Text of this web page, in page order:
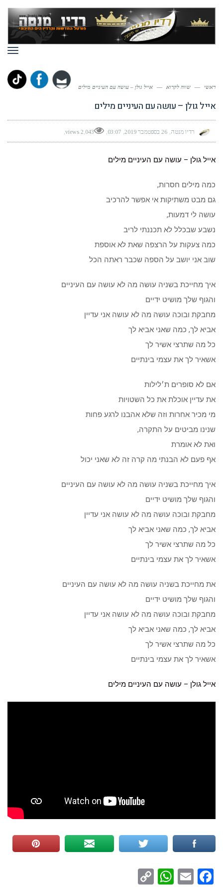
ראשי — שווה לקרוא — אייל גולן – עושה עם העיניים מילים
אייל גולן – עושה עם העיניים מילים
רדיו מנטה 26 בספטמבר 2019 03:07
2,043 views
אייל גולן – עושה עם העיניים מילים
כמה מילים חסרות,
גם מבט משתיקות אי אפשר להרכיב
עושה לי דמעות,
נשבע שבכלל לא תכננתי לריב
כמה צעקות על הרצפה שאת לא אוספת
שוב אני יושב על הספה שכבר ראתה הכל
איך מחייכת בשניה עושה מה לא עושה עם העיניים
והגוף שלך מושיט ידיים
מחבקת ובוכה עושה מה לא עושה אני עדיין
אביא לך, כמה שאני אביא לך
כל מה שתרצי אשיר לך
אשאיר לך את עצמי בינתיים
אם לא סופרים ת׳לילות
את עדיין אוכלת את כל השטויות
מי מכיר אחרות וזה שלא אהבנו לרגע פחות
שנינו מביטים על התקרה,
ואת לא אומרת
אף פעם לא הבנתי מה קרה זה לא שאני יכול
איך מחייכת בשניה עושה מה לא עושה עם העיניים
והגוף שלך מושיט ידיים
מחבקת ובוכה עושה מה לא עושה אני עדיין
אביא לך, כמה שאני אביא לך
כל מה שתרצי אשיר לך
אשאיר לך את עצמי בינתיים
את מחייכת בשניה עושה מה לא עושה עם העיניים
והגוף שלך מושיט ידיים
מחבקת ובוכה עושה מה לא עושה אני עדיין
אביא לך, כמה שאני אביא לך
כל מה שתרצי אשיר לך
אשאיר לך את עצמי בינתיים
אייל גולן – עושה עם העיניים מילים
Facebook
Email
WhatsApp